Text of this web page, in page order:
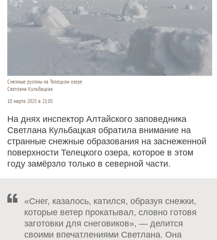
Снежные рулоны на Телецком озере
Светлана Кульбацкая
10 марта 2025 в 21:05
На днях инспектор Алтайского заповедника
Светлана Кульбацкая обратила внимание на
странные снежные образования на заснеженной
поверхности Телецкого озера, которое в этом
году замёрзло только в северной части.
«Снег, казалось, катился, образуя снежки,
которые ветер прокатывал, словно готовя
заготовки для снеговиков», — делится
своими впечатлениями Светлана. Она